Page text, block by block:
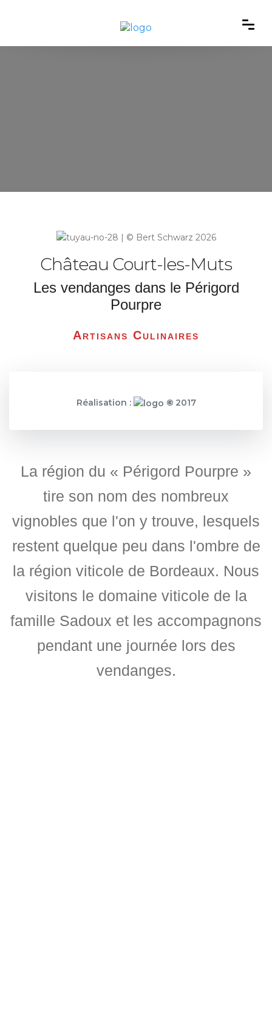
Château Court-les-Muts
Les vendanges dans le Périgord
Pourpre
Artisans Culinaires
Réalisation : ©2017
La région du « Périgord Pourpre »
tire son nom des nombreux
vignobles que l'on y trouve, lesquels
restent quelque peu dans l'ombre de
la région viticole de Bordeaux. Nous
visitons le domaine viticole de la
famille Sadoux et les accompagnons
pendant une journée lors des
vendanges.